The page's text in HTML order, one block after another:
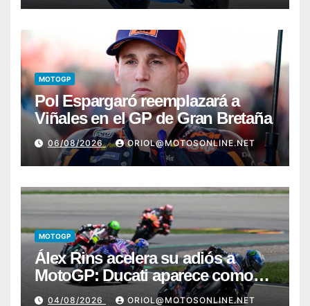
MOTOGP
Pol Espargaró reemplazará a
Viñales en el GP de Gran Bretaña
06/08/2026 ORIOL@MOTOSONLINE.NET
MOTOGP
Álex Rins acelera su adiós a
MotoGP: Ducati aparece como
destino en Superbike
04/08/2026 ORIOL@MOTOSONLINE.NET